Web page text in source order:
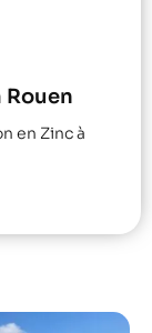
Rouen
en Zinc à